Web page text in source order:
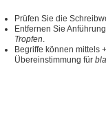
Prüfen Sie die
Entfernen Sie
Tropfen.
Begriffe können mittels
Übereinstimmung für